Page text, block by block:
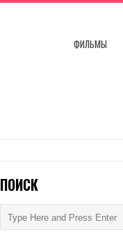
ФИЛЬМЫ
ПОИСК